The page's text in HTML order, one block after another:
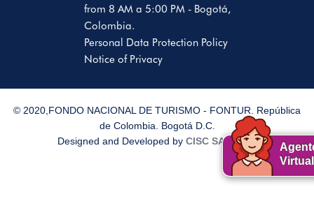
from 8 AM a 5:00 PM - Bogotá,
Colombia.
Personal Data Protection Policy
Notice of Privacy
© 2020,FONDO NACIONAL DE TURISMO - FONTUR. República
de Colombia. Bogotá D.C.
Designed and Developed by CISC SAS 2020
Virtual